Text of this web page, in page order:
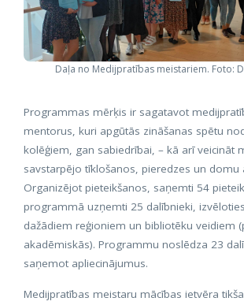
Daļa no Medijpratības meistariem. Foto:
Programmas mērķis ir sagatavot
mentorus, kuri apgūtās zināšanas spētu
kolēģiem, gan sabiedrībai, – kā arī veicināt
savstarpējo tīklošanos, pieredzes un domu
Organizējot pieteikšanos, saņemti 54
programmā uzņemti 25 dalībnieki,
dažādiem reģioniem un bibliotēku veidiem
akadēmiskās). Programmu noslēdza 23
saņemot apliecinājumus.
Medijpratības meistaru mācības ietvēra